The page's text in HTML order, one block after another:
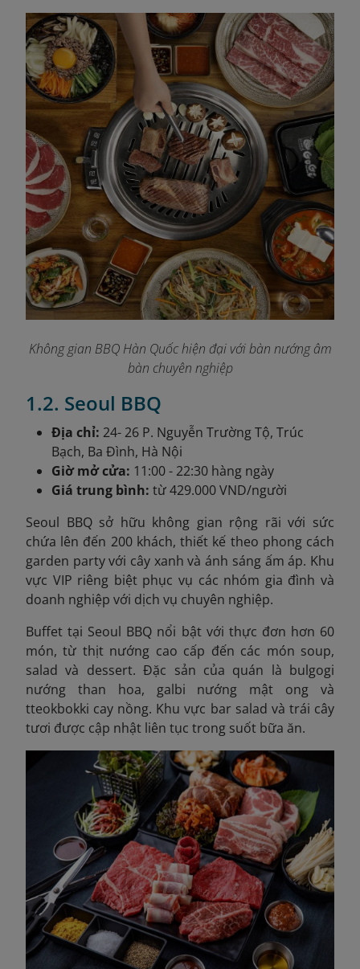
Không gian BBQ Hàn Quốc hiện đại với bàn nướng âm
bàn chuyên nghiệp
1.2. Seoul BBQ
Địa chỉ: 24- 26 P. Nguyễn Trường Tộ, Trúc
Bạch, Ba Đình, Hà Nội
Giờ mở cửa: 11:00 - 22:30 hàng ngày
Giá trung bình: từ 429.000 VND/người
Seoul BBQ sở hữu không gian rộng rãi với sức
chứa lên đến 200 khách, thiết kế theo phong cách
garden party với cây xanh và ánh sáng ấm áp. Khu
vực VIP riêng biệt phục vụ các nhóm gia đình và
doanh nghiệp với dịch vụ chuyên nghiệp.
Buffet tại Seoul BBQ nổi bật với thực đơn hơn 60
món, từ thịt nướng cao cấp đến các món soup,
salad và dessert. Đặc sản của quán là bulgogi
nướng than hoa, galbi nướng mật ong và
tteokbokki cay nồng. Khu vực bar salad và trái cây
tươi được cập nhật liên tục trong suốt bữa ăn.